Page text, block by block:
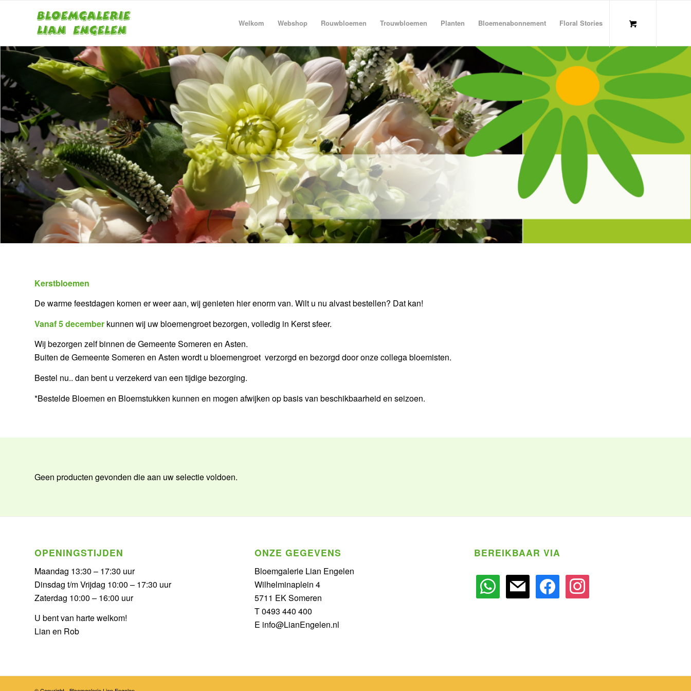
Welkom Webshop Rouwbloemen Trouwbloemen Planten Bloemenabonnement Floral Stories
Kerstbloemen
De warme feestdagen komen er weer aan, wij genieten hier enorm van. Wilt u nu alvast bestellen? Dat kan!
Vanaf 5 december kunnen wij uw bloemengroet bezorgen, volledig in Kerst sfeer.
Wij bezorgen zelf binnen de Gemeente Someren en Asten.
Buiten de Gemeente Someren en Asten wordt u bloemengroet verzorgd en bezorgd door onze collega bloemisten.
Bestel nu.. dan bent u verzekerd van een tijdige bezorging.
*Bestelde Bloemen en Bloemstukken kunnen en mogen afwijken op basis van beschikbaarheid en seizoen.
Geen producten gevonden die aan uw selectie voldoen.
OPENINGSTIJDEN
Maandag 13:30 – 17:30 uur
Dinsdag t/m Vrijdag 10:00 – 17:30 uur
Zaterdag 10:00 – 16:00 uur
U bent van harte welkom!
Lian en Rob
ONZE GEGEVENS
Bloemgalerie Lian Engelen
Wilhelminaplein 4
5711 EK Someren
T 0493 440 400
E info@LianEngelen.nl
BEREIKBAAR VIA